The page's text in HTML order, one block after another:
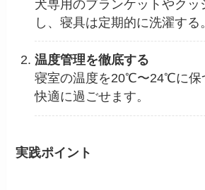
犬専用のブランケットやクッ
し、寝具は定期的に洗濯する
温度管理を徹底する
寝室の温度を20℃〜24℃に保
快適に過ごせます。
実践ポイント